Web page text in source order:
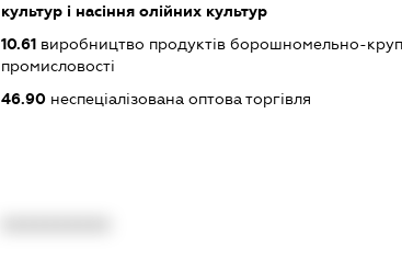
культур і насіння олійних культур
10.61виробництво продуктів борошномельно-
промисловості
46.90неспеціалізована оптова торгівля